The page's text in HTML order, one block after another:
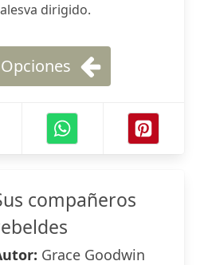
dirigido.
compañeros
Grace Goodwin